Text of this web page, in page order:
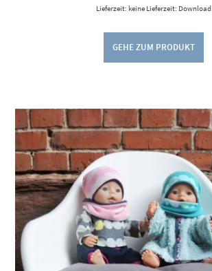
Lieferzeit: keine Lieferzeit: Download
GEHE ZUM PRODUKT